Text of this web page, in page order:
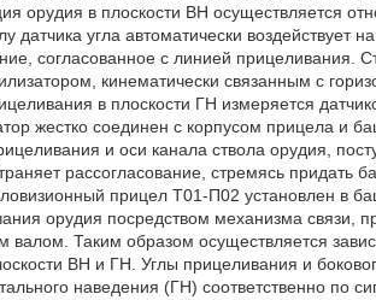
в плоскости ВН осуществляется
угла автоматически воздействует
согласованное с линией прицеливания.
кинематически связанным с
в плоскости ГН измеряется
жестко соединен с корпусом прицела и
и оси канала ствола орудия,
рассогласование, стремясь придать
прицел Т01-П02 установлен в
орудия посредством механизма связи,
Таким образом осуществляется
ВН и ГН. Углы прицеливания и
наведения (ГН) соответственно по